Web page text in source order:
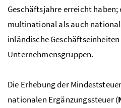
Geschäftsjahre erreicht
multinational als auch
inländische
Unternehmensgruppen.
Die Erhebung der
nationalen Ergänzungssteuer (